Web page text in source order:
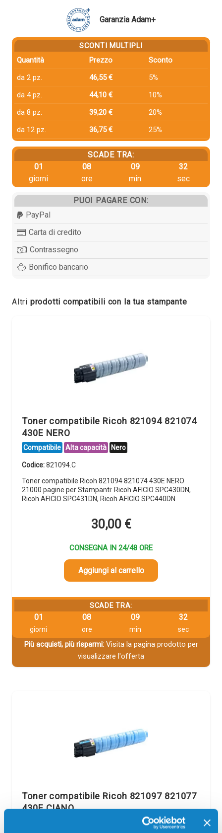
Garanzia Adam+
SCONTI MULTIPLI
Quantità
Prezzo
Sconto
da 2 pz.
46,55 €
5%
da 4 pz.
44,10 €
10%
da 8 pz.
39,20 €
20%
da 12 pz.
36,75 € 25%
SCADE TRA:
01
giorni
08
ore
09
min
31
sec
PUOI PAGARE CON:
PayPal
Carta di credito
Contrassegno
Bonifico bancario
Altri prodotti compatibili con la tua stampante
Toner compatibile Ricoh 821094 821074
430E NERO
Compatibile Alta capacità Nero
Codice:821094.C
Toner compatibile Ricoh 821094 821074 430E NERO
21000 pagine per Stampanti: Ricoh AFICIO SPC430DN,
Ricoh AFICIO SPC431DN, Ricoh AFICIO SPC440DN
30,00 €
CONSEGNA IN 24/48 ORE
Aggiungi al carrello
SCADE TRA:
01
giorni
08
ore
09
min
31
sec
Più acquisti, più risparmi:Visita la pagina prodotto per
visualizzare l'offerta
Toner compatibile Ricoh 821097 821077
430E CIANO